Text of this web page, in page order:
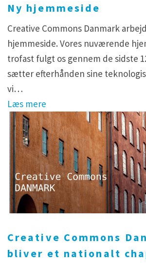
Ny hjemmeside
Creative Commons Danmark
hjemmeside. Vores nuværende
trofast fulgt os gennem de sidste
sætter efterhånden sine
vi…
Læs mere
Creative Commons
bliver et nationalt